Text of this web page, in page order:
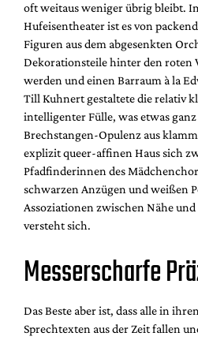
oft weitaus weniger übrig bleibt.
Hufeisentheater ist es von
Figuren aus dem abgesenkten
Dekorationsteile hinter den roten
werden und einen Barraum à la
Till Kuhnert gestaltete die relativ
intelligenter Fülle, was etwas ganz
Brechstangen-Opulenz aus
explizit queer-affinen Haus sich
Pfadfinderinnen des
schwarzen Anzügen und weißen
Assoziationen zwischen Nähe
versteht sich.
Messerscharfe
Das Beste aber ist, dass alle in
Sprechtexten aus der Zeit fallen